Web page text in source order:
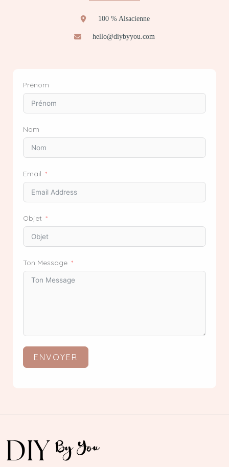
100 % Alsacienne
hello@diybyyou.com
Prénom
Nom
Email
Objet
Ton Message
ENVOYER